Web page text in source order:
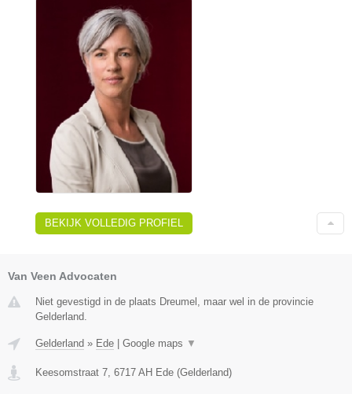
BEKIJK VOLLEDIG PROFIEL
Van Veen Advocaten
Niet gevestigd in de plaats Dreumel, maar wel in de provincie
Gelderland.
Gelderland » Ede | Google maps ▼
Keesomstraat 7 6717 AH Ede (Gelderland)